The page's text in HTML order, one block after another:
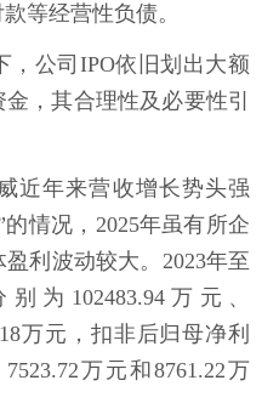
等经营性负债。
，公司IPO依旧划出大额
，其合理性及必要性引
近年来营收增长势头强
情况，2025年虽有所企
利波动较大。2023年至
为102483.94万元、
万元，扣非后归母净利
万元和8761.22万